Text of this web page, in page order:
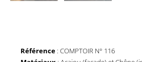
Référence : COMPTOIR N° 116